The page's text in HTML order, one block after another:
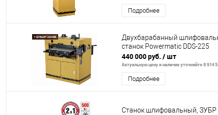
Подробнее
Двухбарабанный
станок Powermatic DDS-225
440 000 руб. / шт
Актуальную цену и наличие уточняйте 8 914
Подробнее
Станок шлифовальный,